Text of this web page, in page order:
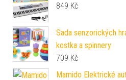
849 Kč
Sada senzorických
kostka a spinnery
709 Kč
Mamido Elektrické